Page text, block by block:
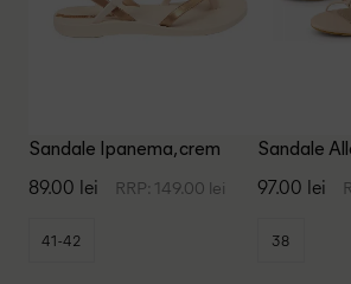
Sandale Ipanema, crem
89.00 lei RRP: 149.00 lei
41-42
Sandale
97.00 lei
38